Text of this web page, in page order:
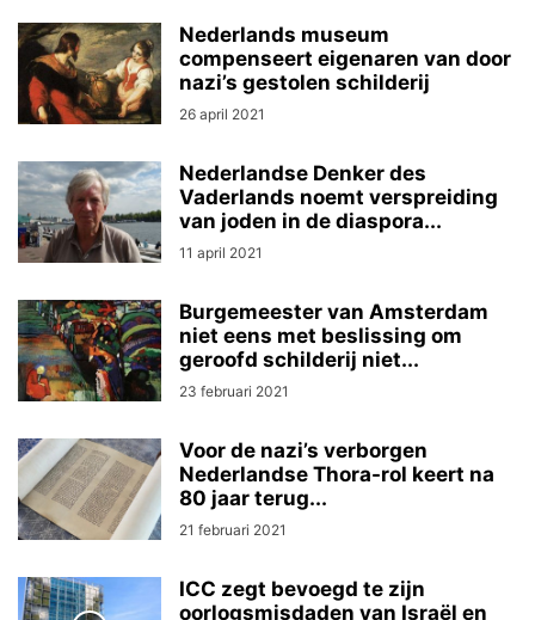
Nederlands museum
compenseert eigenaren van door
nazi’s gestolen schilderij
26 april 2021
Nederlandse Denker des
Vaderlands noemt verspreiding
van joden in de diaspora...
11 april 2021
Burgemeester van Amsterdam
niet eens met beslissing om
geroofd schilderij niet...
23 februari 2021
Voor de nazi’s verborgen
Nederlandse Thora-rol keert na
80 jaar terug...
21 februari 2021
ICC zegt bevoegd te zijn
oorlogsmisdaden van Israël en